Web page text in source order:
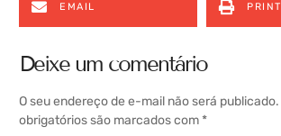
EMAIL PRINT
Deixe um comentário
O seu endereço de e-mail não será publicado.
obrigatórios são marcados com *